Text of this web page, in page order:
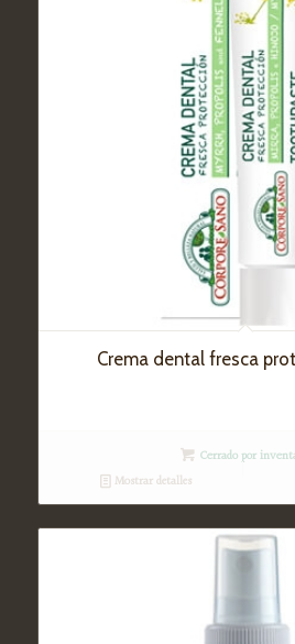
Crema dental fresca
Cerrado por
Mostrar detalles